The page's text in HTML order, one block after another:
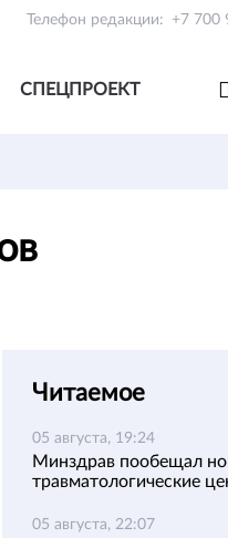
Телефон редакции: +7 700
СПЕЦПРОЕКТ
Читаемое
05 августа, 19:24
Минздрав пообещал
травматологические
05 августа, 22:07